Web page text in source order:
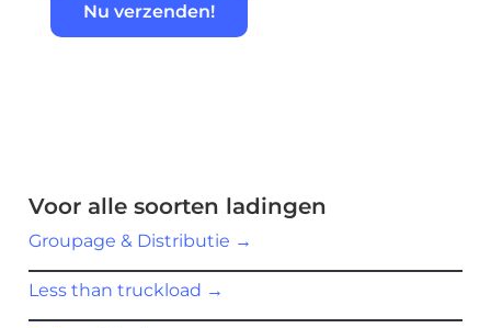
Nu verzenden!
Voor alle soorten ladingen
Groupage & Distributie →
Less than truckload →